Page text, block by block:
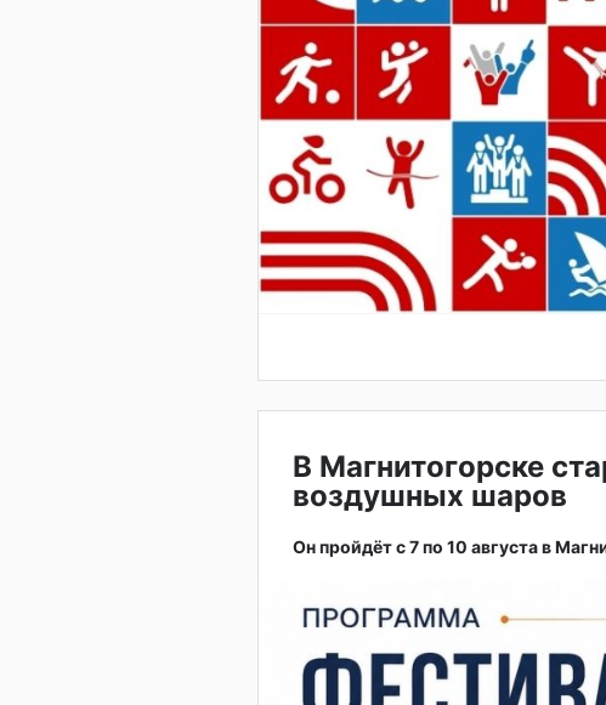
В Магнитогорске
воздушных шаров
Он пройдёт с 7 по 10 августа в